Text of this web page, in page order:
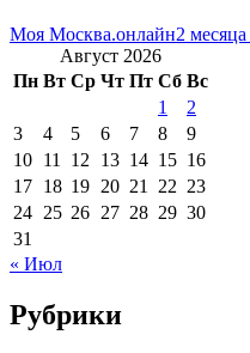
Моя Москва.онлайн2 месяца
Август 2026
Пн Вт Ср Чт Пт Сб Вс
1
2
3
4 5 6 7 8
9
10 11 12 13 14 15 16
17 18 19 20 21 22 23
24 25 26 27 28 29 30
31
« Июл
Рубрики